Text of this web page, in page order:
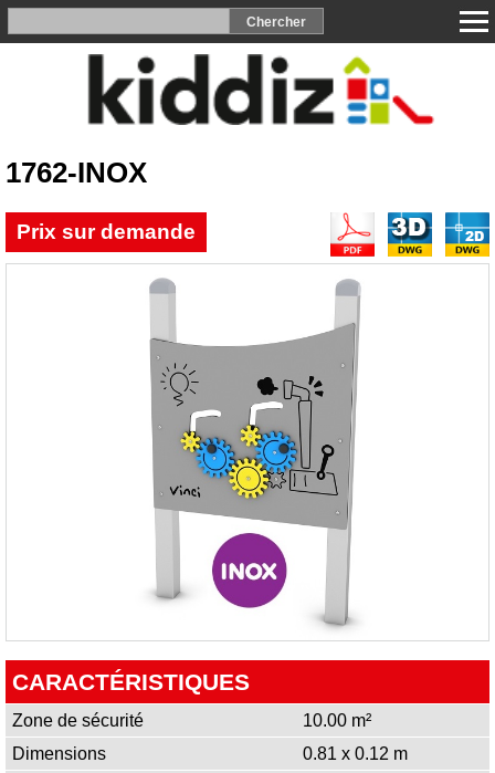
1762-INOX
Prix sur demande
CARACTÉRISTIQUES
Zone de sécurité
10.00 m²
Dimensions
0.81 x 0.12 m